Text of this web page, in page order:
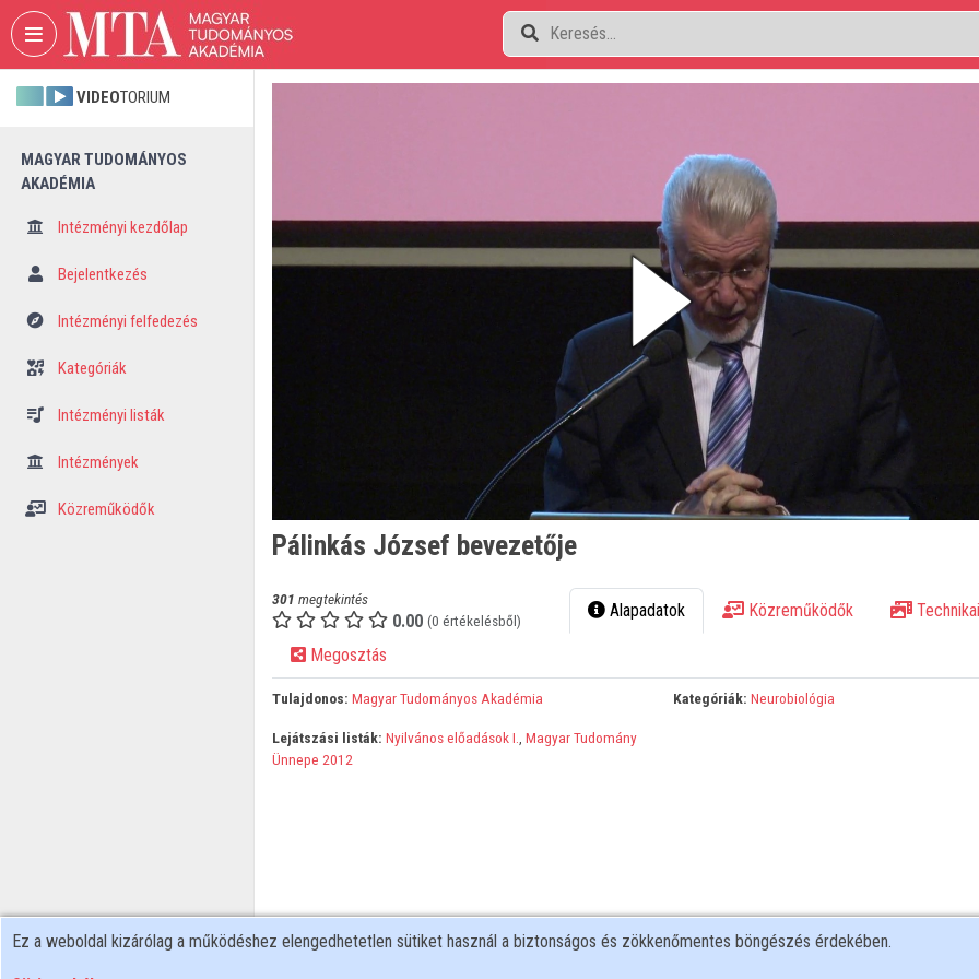
Fejléc kihagyása Menü kihagyása Tartalom kihagyása
VIDEOTORIUM
MAGYAR TUDOMÁNYOS
AKADÉMIA
Intézményi kezdőlap
Bejelentkezés
Intézményi felfedezés
Kategóriák
Intézményi listák
Intézmények
Közreműködők
Pálinkás József bevezetője
301 megtekintés
0.00 (0 értékelésből) Alapadatok Közreműködők
Megosztás
Tulajdonos: Magyar Tudományos Akadémia Kategóriák: Neurobiológia
Lejátszási listák: Nyilvános előadások I., Magyar Tudomány
Ünnepe 2012
Ez a weboldal kizárólag a működéshez elengedhetetlen sütiket használ a biztonságos és zökkenőmentes böngészés érdekében.